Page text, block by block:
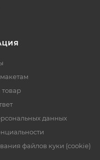
товар
данных
файлов куки (cookie)